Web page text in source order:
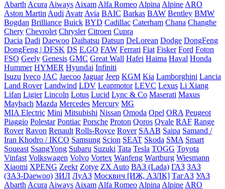
Abarth Acura Aiways Aixam Alfa Romeo Alpina Alpine ARO
Aston Martin Audi Avatr Avia BAIC Barkas BAW Bentley BMW
Bogdan Brilliance Buick BYD Cadillac Caterham Chana Changhe
Chery Chevrolet Chrysler Citroen Cupra
Dacia Dadi Daewoo Daihatsu Datsun DeLorean Dodge DongFeng
DongFeng | DFSK DS E.GO FAW Ferrari Fiat Fisker Ford Foton
FSO Geely Genesis GMC Great Wall Hafei Haima Haval Honda
Hummer HYMER Hyundai Infiniti
Isuzu Iveco JAC Jaecoo Jaguar Jeep KGM Kia Lamborghini Lancia
Land Rover Landwind LDV Leapmotor LEVC Lexus Li Xiang
Lifan Ligier Lincoln Lotus Lucid Lync & Co Maserati Maxus
Maybach Mazda Mercedes Mercury MG
MIA Electric Mini Mitsubishi Nissan Omoda Opel ORA Peugeot
Piaggio Polestar Pontiac Porsche Proton Qoros Qvale RAF Range
Rover Ravon Renault Rolls-Royce Rover SAAB Saipa Samand /
Iran Khodro / IKCO Samsung Scion SEAT Skoda SMA Smart
Soueast SsangYong Subaru Suzuki Tata Tesla TOGG Toyota
Vinfast Volkswagen Volvo Vortex Wanfeng Wartburg Wiesmann
Xiaomi XPENG Zeekr Zotye ZX Auto ВАЗ (Lada) ГАЗ ЗАЗ
(ЗАЗ-Daewoo) ЗИЛ ЛуАЗ Москвич [ИЖ, АЗЛК] ТагАЗ УАЗ
Abarth Acura Aiways Aixam Alfa Romeo Alpina Alpine ARO